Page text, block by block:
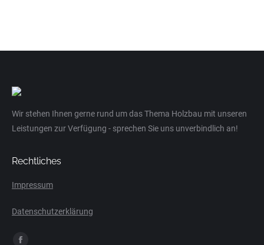
Wir stehen Ihnen gerne rund um das Thema Holzbau mit unseren
Leistungen zur Verfügung - sprechen Sie uns unverbindlich an!
Rechtliches
Impressum
Datenschutzerklärung
Finden Sie uns auf: